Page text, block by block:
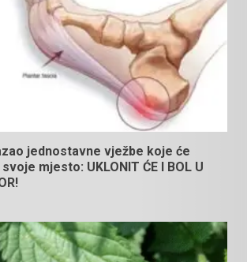
jednostavne vježbe koje će
mjesto: UKLONIT ĆE I BOL U